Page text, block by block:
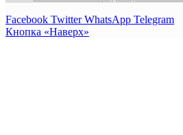
Facebook Twitter WhatsApp Telegram
Кнопка «Наверх»